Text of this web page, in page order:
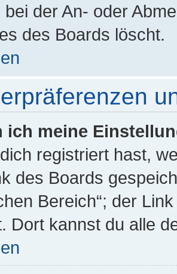
bei der An- oder
des Boards löscht.
ich meine
registriert hast,
des Boards
Bereich“; der
Dort kannst du alle